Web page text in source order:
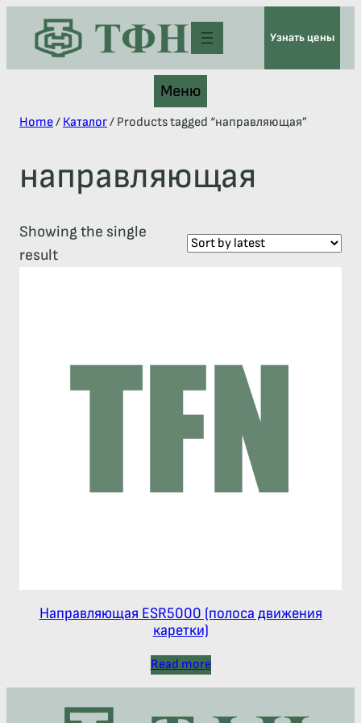
Узнать цены
Меню
Home/ Каталог/ Products tagged “направляющая”
направляющая
Showing the single
result
Направляющая ESR5000 (полоса движения
каретки)
Read more